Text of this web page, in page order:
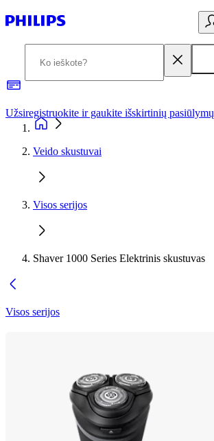
Užsiregistruokite ir gaukite išskirtinių pasiūlymų
Veido skustuvai
Visos serijos
Shaver 1000 Series Elektrinis skustuvas
Visos serijos